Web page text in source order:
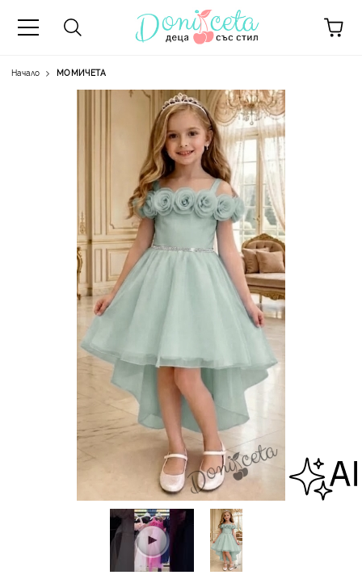
Начало МОМИЧЕТА